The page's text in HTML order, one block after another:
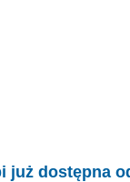
już dostępna